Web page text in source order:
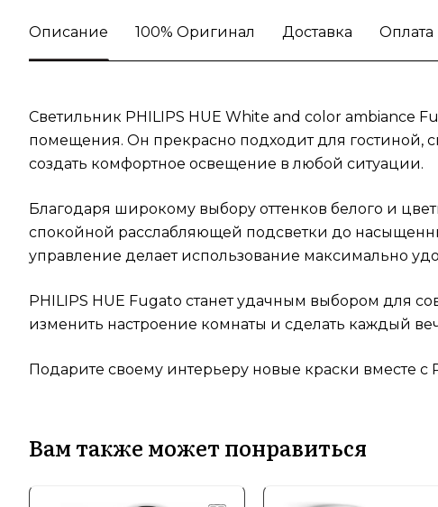
Описание 100% Оригинал Доставка Оплата
Светильник PHILIPS HUE White and color ambiance
помещения. Он прекрасно подходит для гостиной,
создать комфортное освещение в любой ситуации.
Благодаря широкому выбору оттенков белого и
спокойной расслабляющей подсветки до
управление делает использование максимально
PHILIPS HUE Fugato станет удачным выбором для
изменить настроение комнаты и сделать каждый
Подарите своему интерьеру новые краски вместе с
Вам также может понравиться